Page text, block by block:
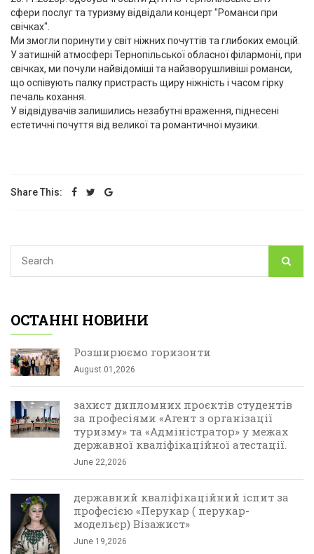
сфери послуг та туризму відвідали концерт "Романси при
свічках".
Ми змогли поринути у світ ніжних почуттів та глибоких емоцій.
У затишній атмосфері Тернопільської обласної філармонії, при
свічках, ми почули найвідоміші та найзворушливіші романси,
що оспівують палку пристрасть щиру ніжність і часом гірку
печаль кохання.
У відвідувачів залишились незабутні враження, піднесені
естетичні почуття від великої та романтичної музики.
Share This:
ОСТАННІ НОВИНИ
Розширюємо горизонти
August 01,2026
захист дипломних проєктів студентів
за професіями «Агент з організації
туризму» та «Адміністратор» у межах
державної кваліфікаційної атестації.
June 22,2026
державний кваліфікаційний іспит за
професією «Перукар ( перукар-
модельєр) Візажист»
June 19,2026